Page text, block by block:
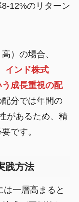
12%のリターン
）の場合、
インド株式
成長重視の配
分では年間の
があるため、精
です。
践方法
一層高まると